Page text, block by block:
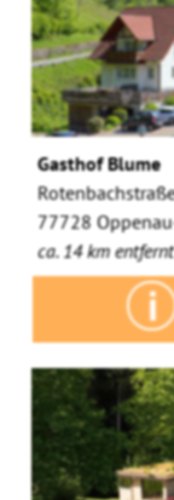
Gasthof Blume
77728
ca. 14 km entfernt